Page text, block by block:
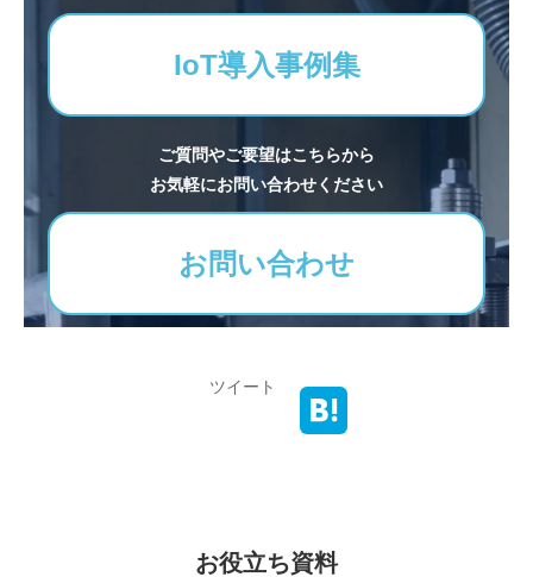
IoT導入事例集
ご質問やご要望はこちらから
お気軽にお問い合わせください
お問い合わせ
ツイート
お役立ち資料